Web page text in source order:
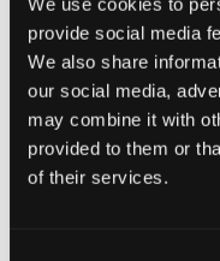
provide social media
We also share
our social media,
may combine it with
provided to them or
of their services.
VÄLJ